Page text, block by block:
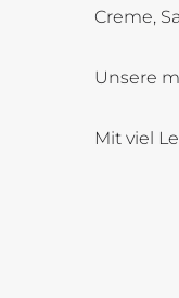
Creme,
Unsere
Mit viel